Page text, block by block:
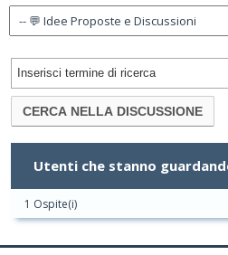
Utenti che stanno
1 Ospite(i)